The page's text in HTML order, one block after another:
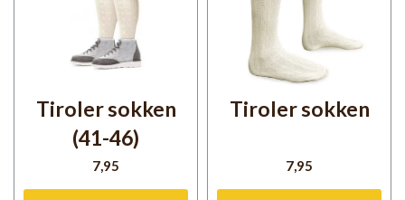
Tiroler sokken
(41-46)
7,95
Tiroler sokken
7,95